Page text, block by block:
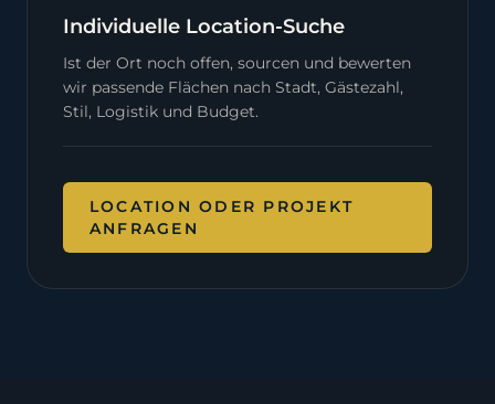
Individuelle Location-Suche
Ist der Ort noch offen, sourcen und bewerten
wir passende Flächen nach Stadt, Gästezahl,
Stil, Logistik und Budget.
LOCATION ODER PROJEKT
ANFRAGEN